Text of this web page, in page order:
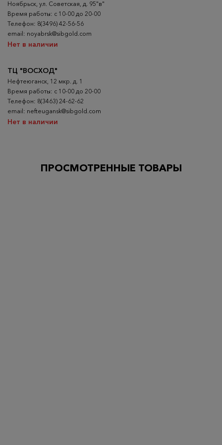
Ноябрьск, ул. Советская, д. 95"в"
Время работы: с 10-00 до 20-00
Телефон: 8(3496) 42-56-56
email: noyabrsk@sibgold.com
Нет в наличии
ТЦ "ВОСХОД"
Нефтеюганск, 12 мкр. д. 1
Время работы: с 10-00 до 20-00
Телефон: 8(3463) 24-62-62
email: nefteugansk@sibgold.com
Нет в наличии
ПРОСМОТРЕННЫЕ ТОВАРЫ